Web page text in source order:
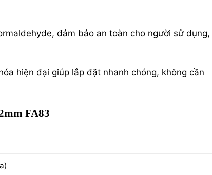
đảm bảo an toàn cho người sử dụng,
hiện đại giúp lắp đặt nhanh chóng, không cần
FA83